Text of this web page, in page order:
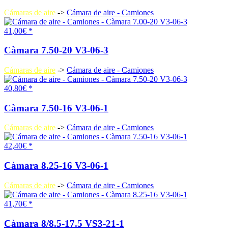
Cámaras de aire -> Cámara de aire - Camiones
41,00€ *
Càmara 7.50-20 V3-06-3
Cámaras de aire -> Cámara de aire - Camiones
40,80€ *
Càmara 7.50-16 V3-06-1
Cámaras de aire -> Cámara de aire - Camiones
42,40€ *
Càmara 8.25-16 V3-06-1
Cámaras de aire -> Cámara de aire - Camiones
41,70€ *
Càmara 8/8.5-17.5 VS3-21-1